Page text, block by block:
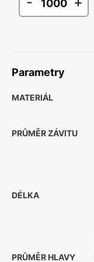
Parametry
MATERIÁL
PRŮMĚR ZÁVITU
DÉLKA
PRŮMĚR HLAVY